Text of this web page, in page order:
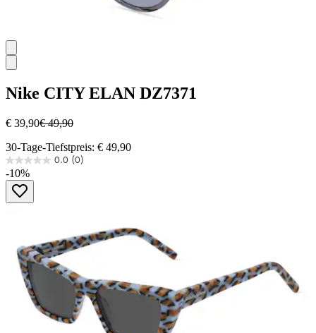
Nike CITY ELAN DZ7371
€ 39,90€ 49,90
30-Tage-Tiefstpreis: € 49,90
0.0 (0)
0.0
von
Sternen.
-10%